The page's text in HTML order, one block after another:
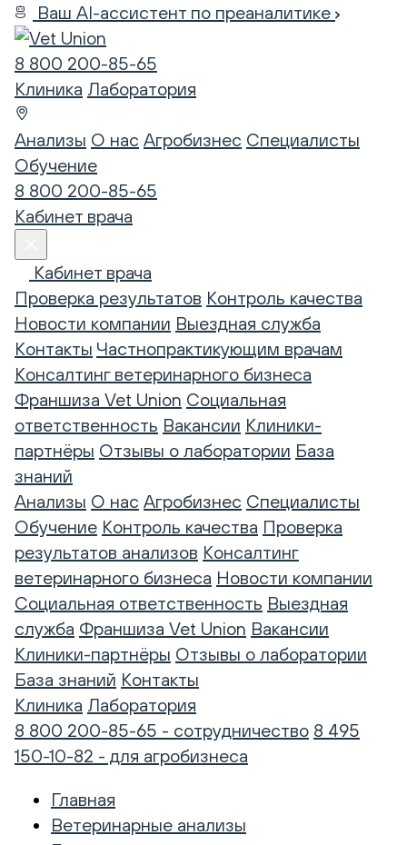
Ваш AI-ассистент по преаналитике
8 800 200-85-65
Клиника Лаборатория
Анализы О нас Агробизнес Специалисты
Обучение
8 800 200-85-65
Кабинет врача
Кабинет врача
Проверка результатов Контроль качества
Новости компании Выездная служба
Контакты Частнопрактикующим врачам
Консалтинг ветеринарного бизнеса
Франшиза Vet Union Социальная
ответственность Вакансии Клиники-
партнёры Отзывы о лаборатории База
знаний
Анализы О нас Агробизнес Специалисты
Обучение Контроль качества Проверка
результатов анализов Консалтинг
ветеринарного бизнеса Новости компании
Социальная ответственность Выездная
служба Франшиза Vet Union Вакансии
Клиники-партнёры Отзывы о лаборатории
База знаний Контакты
Клиника Лаборатория
8 800 200-85-65 - сотрудничество 8 495
150-10-82 - для агробизнеса
Главная
Ветеринарные анализы